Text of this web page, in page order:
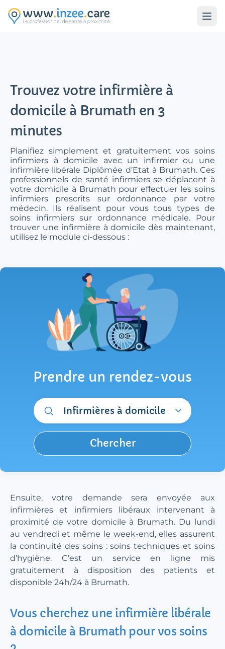
Trouvez votre infirmière à
domicile à Brumath en 3
minutes
Planifiez simplement et gratuitement vos soins
infirmiers à domicile avec un infirmier ou une
infirmière libérale Diplômée d’Etat à Brumath. Ces
professionnels de santé infirmiers se déplacent à
votre domicile à Brumath pour effectuer les soins
infirmiers prescrits sur ordonnance par votre
médecin. Ils réalisent pour vous tous types de
soins infirmiers sur ordonnance médicale. Pour
trouver une infirmière à domicile dès maintenant,
utilisez le module ci-dessous :
Prendre un rendez-vous
Infirmières à domicile
Chercher
Ensuite, votre demande sera envoyée aux
infirmières et infirmiers libéraux intervenant à
proximité de votre domicile à Brumath. Du lundi
au vendredi et même le week-end, elles assurent
la continuité des soins : soins techniques et soins
d’hygiène. C’est un service en ligne mis
gratuitement à disposition des patients et
disponible 24h/24 à Brumath.
Vous cherchez une infirmière libérale
à domicile à Brumath pour vos soins